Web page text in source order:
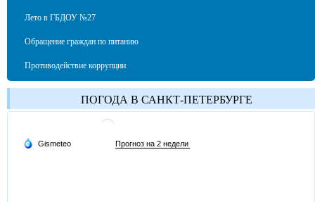
Лето в ГБДОУ №27
Обращение граждан по питанию
Противодействие коррупции
ПОГОДА В САНКТ-ПЕТЕРБУРГЕ